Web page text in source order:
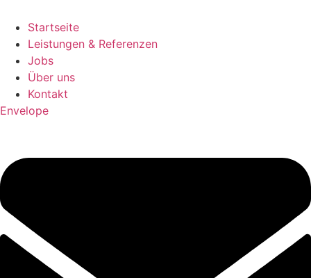
Startseite
Leistungen & Referenzen
Jobs
Über uns
Kontakt
Envelope